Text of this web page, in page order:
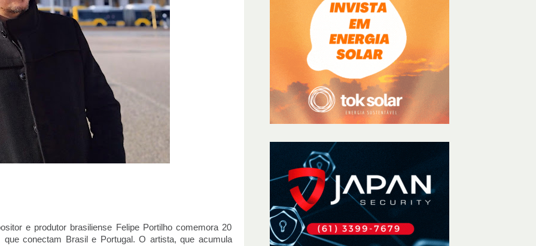
e produtor brasiliense Felipe Portilho comemora 20
conectam Brasil e Portugal. O artista, que acumula